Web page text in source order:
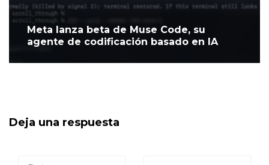
Meta lanza beta de Muse Code, su
agente de codificación basado en IA
Deja una respuesta